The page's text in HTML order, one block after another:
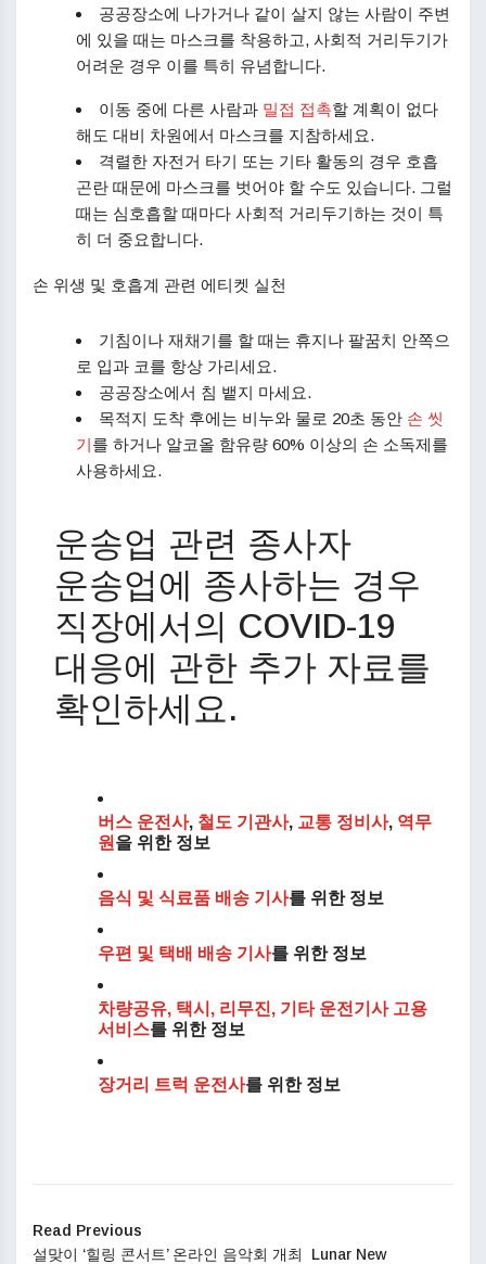
공공장소에 나가거나 같이 살지 않는 사람이 주변
에 있을 때는 마스크를 착용하고, 사회적 거리두기가
어려운 경우 이를 특히 유념합니다.
이동 중에 다른 사람과 밀접 접촉할 계획이 없다
해도 대비 차원에서 마스크를 지참하세요.
격렬한 자전거 타기 또는 기타 활동의 경우 호흡
곤란 때문에 마스크를 벗어야 할 수도 있습니다. 그럴
때는 심호흡할 때마다 사회적 거리두기하는 것이 특
히 더 중요합니다.
손 위생 및 호흡계 관련 에티켓 실천
기침이나 재채기를 할 때는 휴지나 팔꿈치 안쪽으
로 입과 코를 항상 가리세요.
공공장소에서 침 뱉지 마세요.
목적지 도착 후에는 비누와 물로 20초 동안 손 씻
기를 하거나 알코올 함유량 60% 이상의 손 소독제를
사용하세요.
운송업 관련 종사자
운송업에 종사하는 경우
직장에서의 COVID-19
대응에 관한 추가 자료를
확인하세요.
버스 운전사, 철도 기관사, 교통 정비사, 역무
원 을 위한 정보
음식 및 식료품 배송 기사를 위한 정보
우편 및 택배 배송 기사를 위한 정보
차량공유, 택시, 리무진, 기타 운전기사 고용
서비스를 위한 정보
장거리 트럭 운전사를 위한 정보
Read Previous
설맞이 ‘힐링 콘서트’ 온라인 음악회 개최 Lunar New